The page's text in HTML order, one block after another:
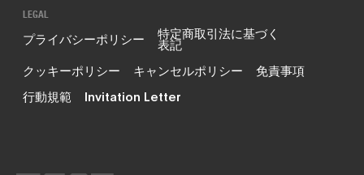
LEGAL
プライバシーポリシー 特定商取引法に基づく
表記
クッキーポリシー
キャンセルポリシー
免責事項
行動規範
Invitation Letter